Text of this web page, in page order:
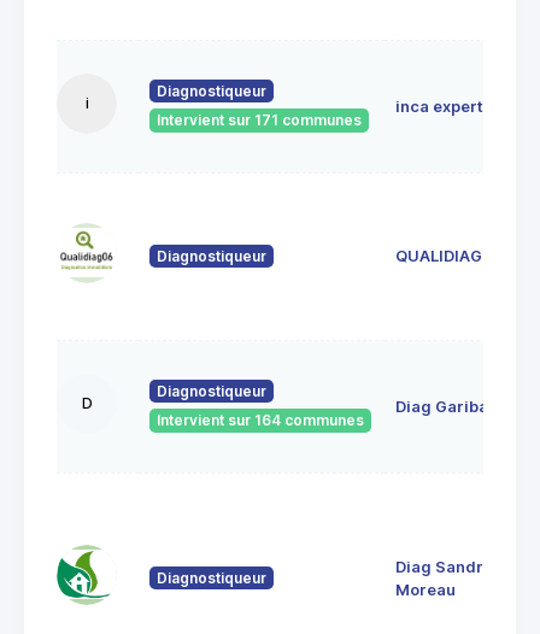
i
Diagnostiqueur
Intervient sur 171 communes
inca expertises
Diagnostiqueur QUALIDIAG 06
D
Diagnostiqueur
Intervient sur 164 communes
Diag Garibaldi
Diagnostiqueur
Diag Sandrine
Moreau